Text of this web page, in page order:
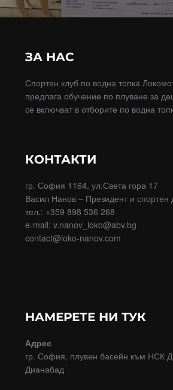
ЗА НАС
Спортен клуб по водна топка
предлага обучение по плуване за
се включват в отборите по водна
КОНТАКТИ
гр. София 1164, ул.Света гора 17
Васил Нанов – Президент и спортен
тел.: +359 898 536 268
e-mail: v.nanov_loko@abv.bg
contact@loko-nanov.com
НАМЕРЕТЕ НИ ТУК
Адрес
гр. София, плувен басейн към НСК
Дианабад